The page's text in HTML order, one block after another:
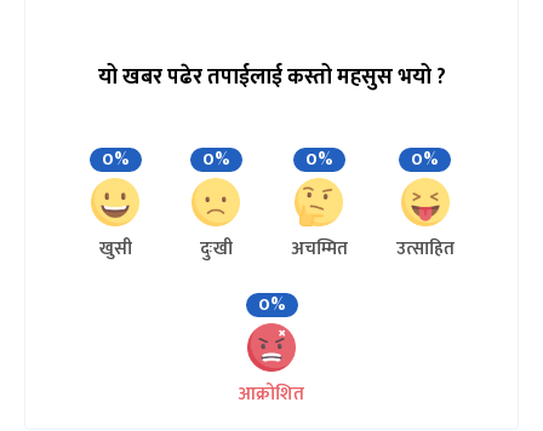
यो खबर पढेर तपाईलाई कस्तो महसुस भयो ?
0%
खुसी
0%
दुःखी
0%
अचम्मित
0%
उत्साहित
0%
आक्रोशित